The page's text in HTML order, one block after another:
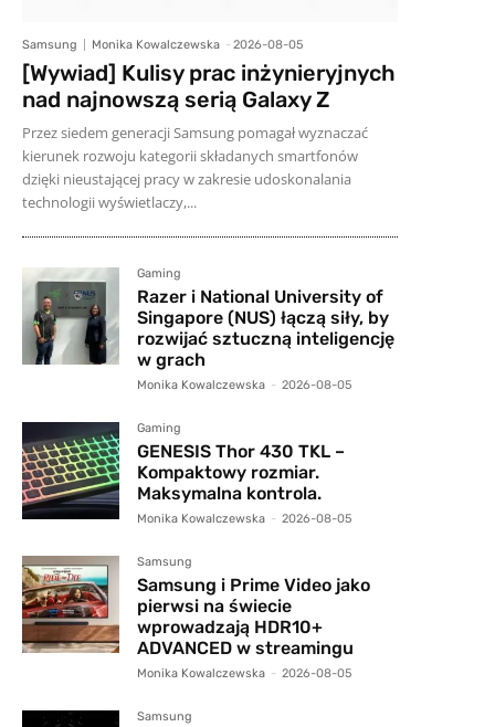
Samsung Monika Kowalczewska - 2026-08-05
[Wywiad] Kulisy prac inżynieryjnych
nad najnowszą serią Galaxy Z
Przez siedem generacji Samsung pomagał wyznaczać
kierunek rozwoju kategorii składanych smartfonów
dzięki nieustającej pracy w zakresie udoskonalania
technologii wyświetlaczy,...
Gaming
Razer i National University of
Singapore (NUS) łączą siły, by
rozwijać sztuczną inteligencję
w grach
Monika Kowalczewska - 2026-08-05
Gaming
GENESIS Thor 430 TKL –
Kompaktowy rozmiar.
Maksymalna kontrola.
Monika Kowalczewska - 2026-08-05
Samsung
Samsung i Prime Video jako
pierwsi na świecie
wprowadzają HDR10+
ADVANCED w streamingu
Monika Kowalczewska - 2026-08-05
Samsung